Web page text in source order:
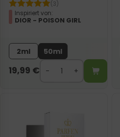
(3)
Inspiriert von:
DIOR - POISON GIRL
2ml 50ml
19,99 €